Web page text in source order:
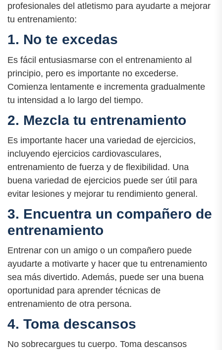
profesionales del atletismo para ayudarte a mejorar
tu entrenamiento:
1. No te excedas
Es fácil entusiasmarse con el entrenamiento al
principio, pero es importante no excederse.
Comienza lentamente e incrementa gradualmente
tu intensidad a lo largo del tiempo.
2. Mezcla tu entrenamiento
Es importante hacer una variedad de ejercicios,
incluyendo ejercicios cardiovasculares,
entrenamiento de fuerza y ​​de flexibilidad. Una
buena variedad de ejercicios puede ser útil para
evitar lesiones y mejorar tu rendimiento general.
3. Encuentra un compañero de
entrenamiento
Entrenar con un amigo o un compañero puede
ayudarte a motivarte y hacer que tu entrenamiento
sea más divertido. Además, puede ser una buena
oportunidad para aprender técnicas de
entrenamiento de otra persona.
4. Toma descansos
No sobrecargues tu cuerpo. Toma descansos